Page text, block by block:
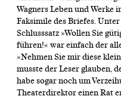
Wagners Leben und Werke
Faksimile des Briefes.
Schlusssatz »Wollen Sie
führen!« war einfach der
»Nehmen Sie mir diese
musste der Leser glauben,
habe sogar noch um
Theaterdirektor einen Rat